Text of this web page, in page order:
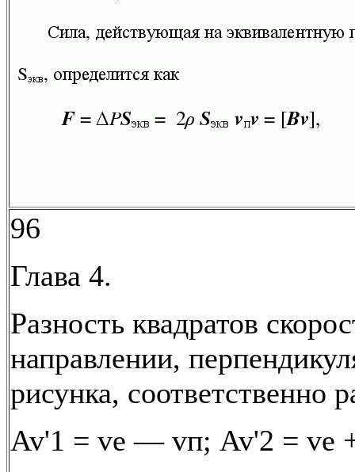
96
Глава 4.
Разность квадратов
направлении,
рисунка, соответственно
Av'1 = vе — vп; Av'2 = vе